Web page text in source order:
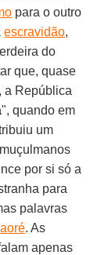
para o outro
escravidão,
do
que, quase
, a República
", quando em
um
por si só a
para
palavras
. As
apenas